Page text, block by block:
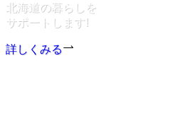
北海道の暮らしを
サポートします!
詳しくみる